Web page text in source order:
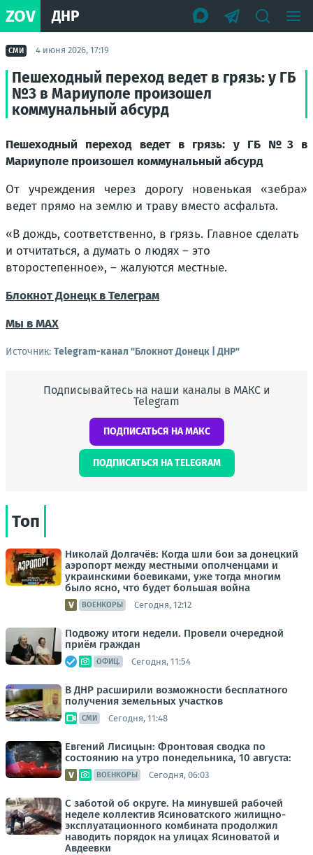
ZOV ДНР
СМИ 4 июня 2026, 17:19
Пешеходный переход ведет в грязь: у ГБ
№3 в Мариуполе произошел
коммунальный абсурд
Пешеходный переход ведет в грязь: у ГБ №3 в
Мариуполе произошел коммунальный абсурд
От учреждения через дорогу новенькая «зебра»
ведет прямо на землю и траву вместо асфальта.
«В дождь, соответственно, в грязь. Главное сделать
и отчитаться, а думать о людях – это
второстепенное», – жалуются местные.
Блокнот Донецк в Телеграм
Мы в МАХ
Источник: Telegram-канал "Блокнот Донецк | ДНР"
Подписывайтесь на наши каналы в МАКС и
Telegram
ПОДПИСАТЬСЯ НА МАКС
ПОДПИСАТЬСЯ НА TELEGRAM
Топ
Николай Долгачёв: Когда шли бои за донецкий
аэропорт между местными ополченцами и
украинскими боевиками, уже тогда многим
было ясно, что будет большая война
ВОЕНКОРЫ Сегодня, 12:12
Подвожу итоги недели. Провели очередной
приём граждан
ОФИЦ. Сегодня, 11:54
В ДНР расширили возможности бесплатного
получения земельных участков
СМИ Сегодня, 11:48
Евгений Лисицын: Фронтовая сводка по
состоянию на утро понедельника, 10 августа:
ВОЕНКОРЫ Сегодня, 06:03
С заботой об округе. На минувшей рабочей
неделе коллектив Ясиноватского жилищно-
эксплуатационного комбината продолжил
наводить порядок на улицах Ясиноватой и
Авдеевки